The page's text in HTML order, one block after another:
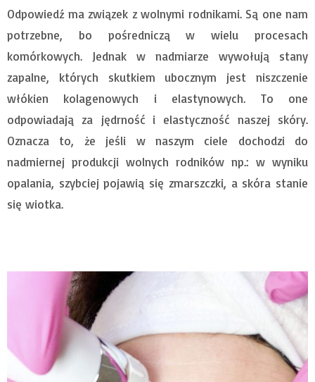
Odpowiedź ma związek z wolnymi rodnikami. Są one nam
potrzebne, bo pośredniczą w wielu procesach
komórkowych. Jednak w nadmiarze wywołują stany
zapalne, których skutkiem ubocznym jest niszczenie
włókien kolagenowych i elastynowych. To one
odpowiadają za jędrność i elastyczność naszej skóry.
Oznacza to, że jeśli w naszym ciele dochodzi do
nadmiernej produkcji wolnych rodników np.: w wyniku
opalania, szybciej pojawią się zmarszczki, a skóra stanie
się wiotka.